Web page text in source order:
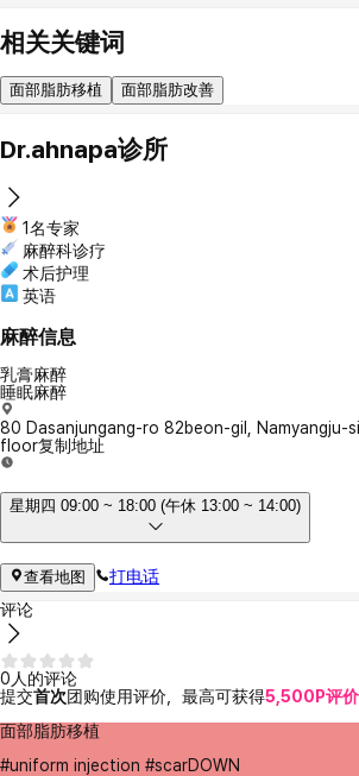
相关关键词
面部脂肪移植 面部脂肪改善
Dr.ahnapa诊所
1名专家
麻醉科诊疗
术后护理
英语
麻醉信息
乳膏麻醉
睡眠麻醉
80 Dasanjungang-ro 82beon-gil, Namyangju-
floor复制地址
星期四 09:00 ~ 18:00 (午休 13:00 ~ 14:00)
查看地图
打电话
评论
0人的评论
提交首次团购使用评价，最高可获得5,500P评
面部脂肪移植
#uniform injection #scarDOWN